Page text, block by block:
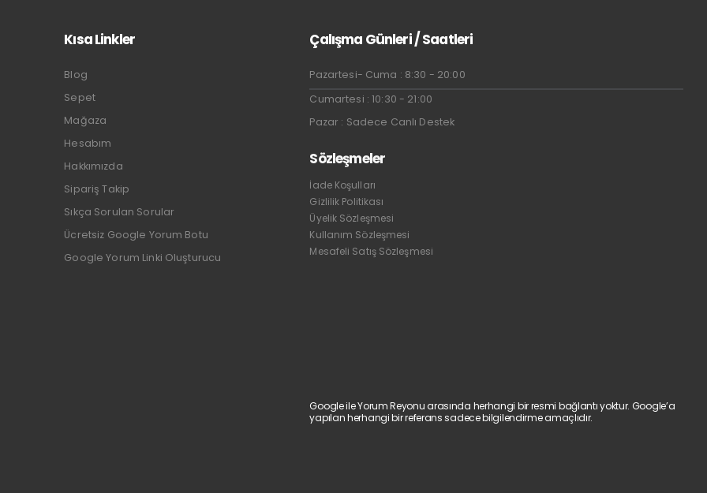
Kısa Linkler
Blog
Sepet
Mağaza
Hesabım
Hakkımızda
Sipariş Takip
Sıkça Sorulan Sorular
Ücretsiz Google Yorum Botu
Google Yorum Linki Oluşturucu
Çalışma Günleri / Saatleri
Pazartesi- Cuma : 8:30 - 20:00
Cumartesi : 10:30 - 21:00
Pazar : Sadece Canlı Destek
Sözleşmeler
İade Koşulları
Gizlilik Politikası
Üyelik Sözleşmesi
Kullanım Sözleşmesi
Mesafeli Satış Sözleşmesi
Google ile Yorum Reyonu arasında herhangi bir resmi bağlantı yoktur. Google’a
yapılan herhangi bir referans sadece bilgilendirme amaçlıdır.